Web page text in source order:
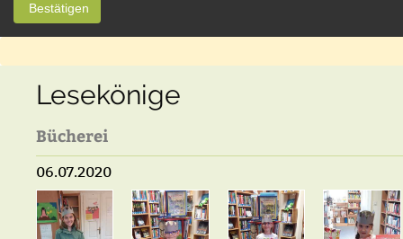
Bestätigen
Lesekönige
Bücherei
06.07.2020